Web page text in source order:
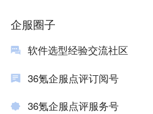
企服圈子
软件选型经验交流社区
36氪企服点评订阅号
36氪企服点评服务号